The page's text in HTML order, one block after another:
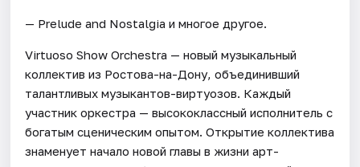
— Prelude and Nostalgia и многое другое.
Virtuoso Show Orchestra — новый музыкальный
коллектив из Ростова-на-Дону, объединивший
талантливых музыкантов-виртуозов. Каждый
участник оркестра — высококлассный исполнитель с
богатым сценическим опытом. Открытие коллектива
знаменует начало новой главы в жизни арт-